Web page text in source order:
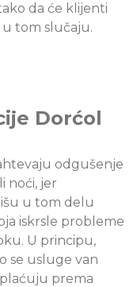
da će klijenti
tom slučaju.
Dorćol
odgušenje
noći, jer
u tom delu
iskrsle probleme
U principu,
se usluge van
prema